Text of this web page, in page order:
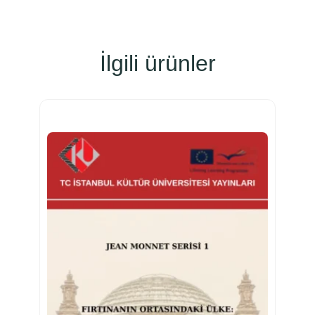
İlgili ürünler